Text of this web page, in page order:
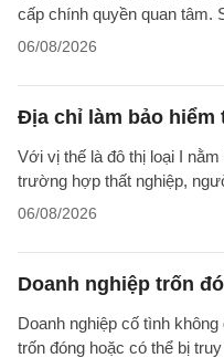
cấp chính quyền quan tâm.
06/08/2026
Địa chỉ làm bảo hiểm
Với vị thế là đô thị loại I
trường hợp thất nghiệp,
06/08/2026
Doanh nghiệp trốn
Doanh nghiệp cố tình
trốn đóng hoặc có thể bị